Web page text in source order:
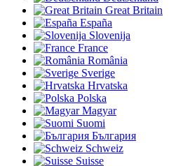
Great Britain
España
Slovenija
France
România
Sverige
Hrvatska
Polska
Magyar
Suomi
България
Schweiz
Suisse